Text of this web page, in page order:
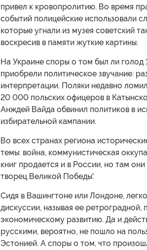
привел к кровопролитию. Во время
событий полицейские использовали
которые угнали из музея советский
воскресив в памяти жуткие картины.
На Украине споры о том был ли голод
приобрели политическое звучание:
интерпретации. Поляки недавно
20 000 польских офицеров в
Анждей Вайда обвинил политиков в
избирательной кампании.
Во всех странах региона
темы: война, коммунистическая
книг продается и в России, но там
творец Великой Победы'.
Сидя в Вашингтоне или Лондоне,
дискуссии, называя ее
экономическому развитию. Да и
русскими, вероятно, не пошло на
Эстонией. А споры о том, что